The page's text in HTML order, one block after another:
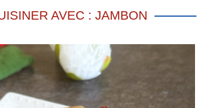
AVEC : JAMBON